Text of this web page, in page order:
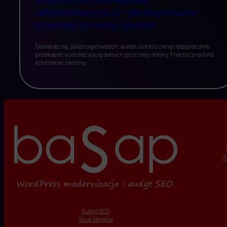
reklamanawynos.pl – jak bezpiecznie
przenieść domenę i serwis?
Dowiedz się, jak przeprowadzić audyt, ustalić cenę i bezpiecznie
przekazać kod oraz bazę danych przy cesji strony. Praktyczna lista
kontrolna i terminy.
Audyt SEO
Skup blogów